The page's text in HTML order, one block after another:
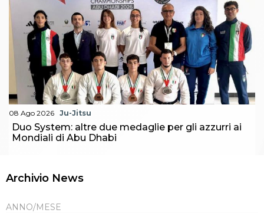
08 Ago 2026 Ju-Jitsu
Duo System: altre due medaglie per gli azzurri ai
Mondiali di Abu Dhabi
Archivio News
ANNO/MESE